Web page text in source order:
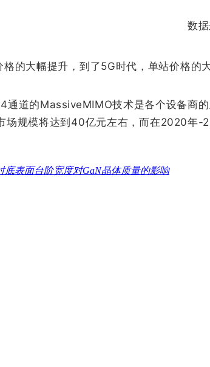
数
的大幅提升，到了5G时代，单站价格的
通道的MassiveMIMO技术是各个设备商
规模将达到40亿元左右，而在2020年-
底表面台阶宽度对GaN晶体质量的影响